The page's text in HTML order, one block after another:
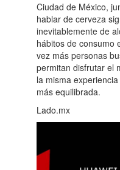
Ciudad de México,
hablar de cerveza
inevitablemente de
hábitos de consumo
vez más personas
permitan disfrutar el
la misma
más equilibrada.
Lado.mx